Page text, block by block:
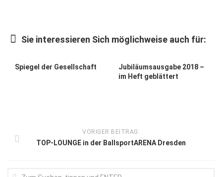
Lifestyle
Podcast
Sie interessieren Sich möglichweise auch für:
Spiegel der Gesellschaft
Jubiläumsausgabe 2018 –
im Heft geblättert
VORIGER BEITRAG:
TOP-LOUNGE in der BallsportARENA Dresden